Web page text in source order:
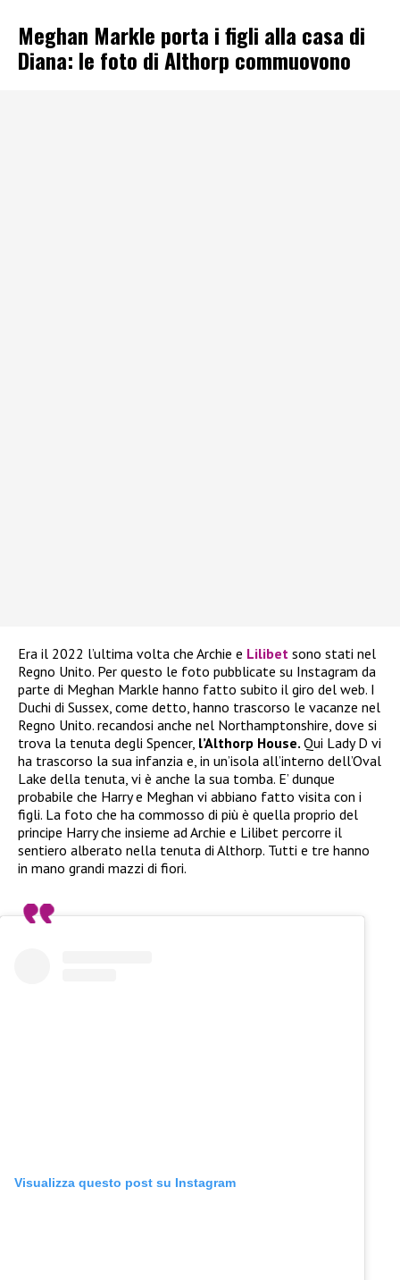
Meghan Markle porta i figli alla casa di
Diana: le foto di Althorp commuovono
Era il 2022 l’ultima volta che Archie e Lilibet sono stati nel
Regno Unito. Per questo le foto pubblicate su Instagram da
parte di Meghan Markle hanno fatto subito il giro del web. I
Duchi di Sussex, come detto, hanno trascorso le vacanze nel
Regno Unito. recandosi anche nel Northamptonshire, dove si
trova la tenuta degli Spencer, l’Althorp House. Qui Lady D vi
ha trascorso la sua infanzia e, in un’isola all’interno dell’Oval
Lake della tenuta, vi è anche la sua tomba. E’ dunque
probabile che Harry e Meghan vi abbiano fatto visita con i
figli. La foto che ha commosso di più è quella proprio del
principe Harry che insieme ad Archie e Lilibet percorre il
sentiero alberato nella tenuta di Althorp. Tutti e tre hanno
in mano grandi mazzi di fiori.
Visualizza questo post su Instagram